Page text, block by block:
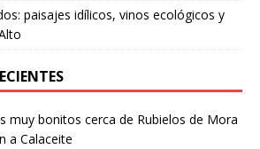
paisajes idílicos, vinos ecológicos y
muy bonitos cerca de Rubielos de Mora
a Calaceite